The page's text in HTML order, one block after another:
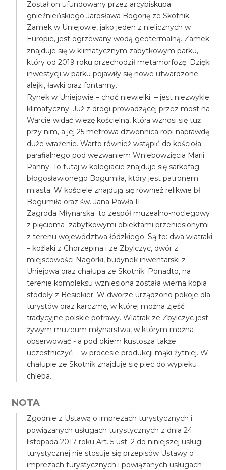
Został on ufundowany przez arcybiskupa
gnieźnieńskiego Jarosława Bogorię ze Skotnik.
Zamek w Uniejowie, jako jeden z nielicznych w
Europie, jest ogrzewany wodą geotermalną. Zamek
znajduje się w klimatycznym zabytkowym parku,
który od 2019 roku przechodził metamorfozę. Dzięki
inwestycji w parku pojawiły się nowe utwardzone
alejki, ławki oraz fontanny.
Rynek w Uniejowie – choć niewielki – jest niezwykle
klimatyczny. Już z drogi prowadzącej przez most na
Warcie widać wieżę kościelną, która wznosi się tuż
przy nim, a jej 25 metrowa dzwonnica robi naprawdę
duże wrażenie. Warto również wstąpić do kościoła
parafialnego pod wezwaniem Wniebowzięcia Marii
Panny. To tutaj w kolegiacie znajduje się sarkofag
błogosławionego Bogumiła, który jest patronem
miasta. W kościele znajdują się również relikwie bł.
Bogumiła oraz św. Jana Pawła II.
Zagroda Młynarska to zespół muzealno-noclegowy
z pięcioma zabytkowymi obiektami przeniesionymi
z terenu województwa łódzkiego. Są to: dwa wiatraki
– koźlaki z Chorzepina i ze Zbylczyc, dwór z
miejscowości Nagórki, budynek inwentarski z
Uniejowa oraz chałupa ze Skotnik. Ponadto, na
terenie kompleksu wzniesiona została wierna kopia
stodoły z Besiekier. W dworze urządzono pokoje dla
turystów oraz karczmę, w której można zjeść
tradycyjne polskie potrawy. Wiatrak ze Zbylczyc jest
żywym muzeum młynarstwa, w którym można
obserwować - a pod okiem kustosza także
uczestniczyć - w procesie produkcji mąki żytniej. W
chałupie ze Skotnik znajduje się piec do wypieku
chleba.
NOTA
Zgodnie z Ustawą o imprezach turystycznych i
powiązanych usługach turystycznych z dnia 24
listopada 2017 roku Art. 5 ust. 2 do niniejszej usługi
turystycznej nie stosuje się przepisów Ustawy o
imprezach turystycznych i powiązanych usługach